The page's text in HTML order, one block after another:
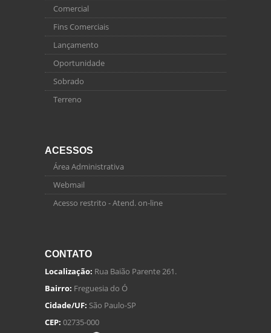
Comercial
Fins Comerciais
Lançamento
Oportunidade
Sobrado
Terreno
ACESSOS
Área Administrativa
Webmail
Acesso restrito - Atend. on-line
CONTATO
Localização: Rua Baião Parente 261.
Bairro: Freguesia do Ó
Cidade/UF: São Paulo-SP
CEP: 02735-000